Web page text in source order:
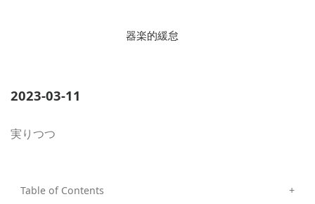
器楽的緩怠
2023-03-11
実りつつ